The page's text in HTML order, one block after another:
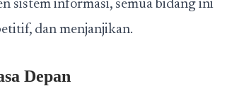
sistem informasi, semua bidang ini
dan menjanjikan.
Depan